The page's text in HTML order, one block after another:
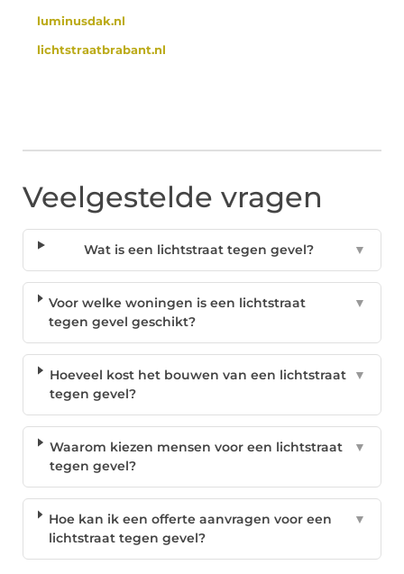
luminusdak.nl
lichtstraatbrabant.nl
Veelgestelde vragen
Wat is een lichtstraat tegen gevel? ▼
Voor welke woningen is een lichtstraat
tegen gevel geschikt?
▼
Hoeveel kost het bouwen van een lichtstraat
tegen gevel?
▼
Waarom kiezen mensen voor een lichtstraat
tegen gevel?
▼
Hoe kan ik een offerte aanvragen voor een
lichtstraat tegen gevel?
▼